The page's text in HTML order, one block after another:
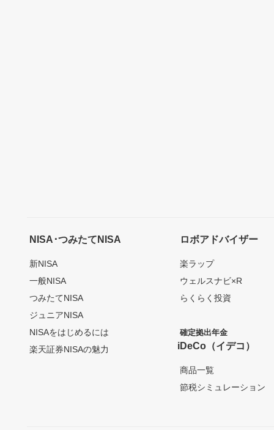
NISA･つみたてNISA
新NISA
一般NISA
つみたてNISA
ジュニアNISA
NISAをはじめるには
楽天証券NISAの魅力
ロボアドバイザー
楽ラップ
ウェルスナビ×R
らくらく投資
確定拠出年金
iDeCo（イデコ）
商品一覧
節税シミュレーション